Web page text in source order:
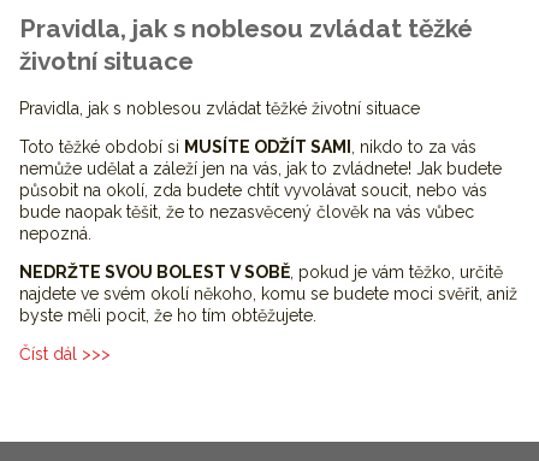
Pravidla, jak s noblesou zvládat těžké
životní situace
Pravidla, jak s noblesou zvládat těžké životní situace
Toto těžké období si MUSÍTE ODŽÍT SAMI , nikdo to za vás
nemůže udělat a záleží jen na vás, jak to zvládnete! Jak budete
působit na okolí, zda budete chtít vyvolávat soucit, nebo vás
bude naopak těšit, že to nezasvěcený člověk na vás vůbec
nepozná.
NEDRŽTE SVOU BOLEST V SOBĚ, pokud je vám těžko, určitě
najdete ve svém okolí někoho, komu se budete moci svěřit, aniž
byste měli pocit, že ho tím obtěžujete.
Číst dál Pravidla, jak s noblesou zvládat těžké životní situace